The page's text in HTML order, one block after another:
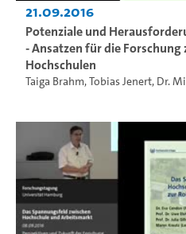
21.09.2016
Potenziale und
- Ansatzen für die Forschung
Hochschulen
Taiga Brahm,Tobias Jenert, Dr.